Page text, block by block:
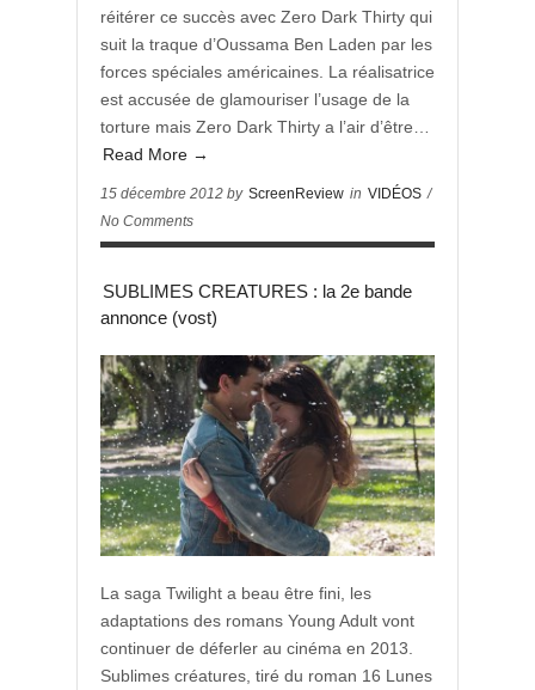
réitérer ce succès avec Zero Dark Thirty qui
suit la traque d’Oussama Ben Laden par les
forces spéciales américaines. La réalisatrice
est accusée de glamouriser l’usage de la
torture mais Zero Dark Thirty a l’air d’être…
Read More →
15 décembre 2012 by ScreenReview in VIDÉOS /
No Comments
SUBLIMES CREATURES : la 2e bande
annonce (vost)
La saga Twilight a beau être fini, les
adaptations des romans Young Adult vont
continuer de déferler au cinéma en 2013.
Sublimes créatures, tiré du roman 16 Lunes